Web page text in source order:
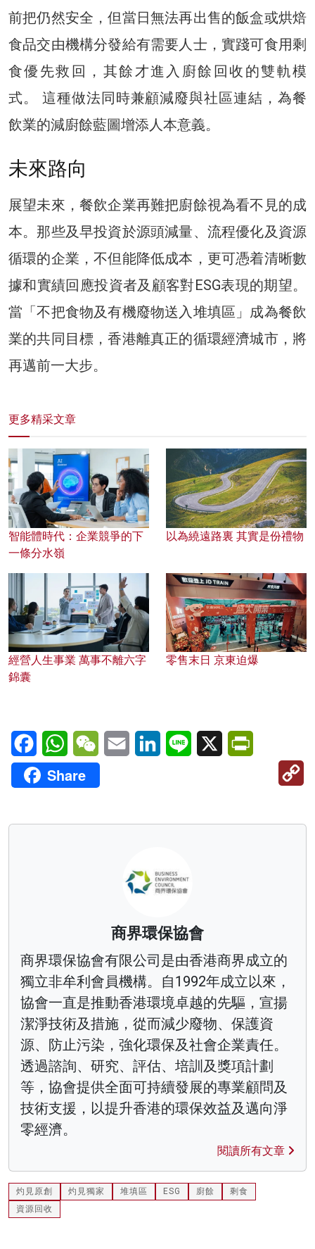
前把仍然安全，但當日無法再出售的飯盒或烘焙
食品交由機構分發給有需要人士，實踐可食用剩
食優先救回，其餘才進入廚餘回收的雙軌模
式。 這種做法同時兼顧減廢與社區連結，為餐
飲業的減廚餘藍圖增添人本意義。​
未來路向
展望未來，餐飲企業再難把廚餘視為看不見的成
本。那些及早投資於源頭減量、流程優化及資源
循環的企業，不但能降低成本，更可憑着清晰數
據和實績回應投資者及顧客對ESG表現的期望。
當「不把食物及有機廢物送入堆填區」成為餐飲
業的共同目標，香港離真正的循環經濟城市，將
再邁前一大步。
更多精采文章
智能體時代：企業競爭的下
一條分水嶺
以為繞遠路裏 其實是份禮物
經營人生事業 萬事不離六字
錦囊
零售末日 京東迫爆
FacebookWhatsAppWeChatEmail LinkedInLine X
Share
商界環保協會
商界環保協會有限公司是由香港商界成立的
獨立非牟利會員機構。自1992年成立以來，
協會一直是推動香港環境卓越的先驅，宣揚
潔淨技術及措施，從而減少廢物、保護資
源、防止污染，強化環保及社會企業責任。
透過諮詢、研究、評估、培訓及獎項計劃
等，協會提供全面可持續發展的專業顧問及
技術支援，以提升香港的環保效益及邁向淨
零經濟。
閱讀所有文章
灼見原創 灼見獨家 堆填區 ESG 廚餘
剩食
資源回收